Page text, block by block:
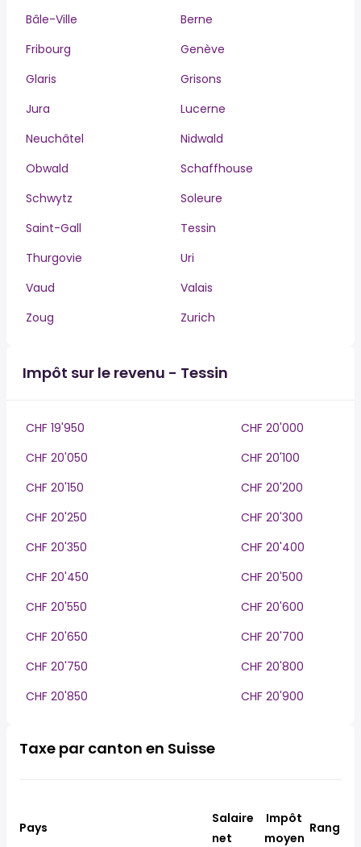
Bâle-Ville
Berne
Fribourg
Genève
Glaris
Grisons
Jura
Lucerne
Neuchâtel
Nidwald
Obwald
Schaffhouse
Schwytz
Soleure
Saint-Gall
Tessin
Thurgovie
Uri
Vaud
Valais
Zoug
Zurich
Impôt sur le revenu - Tessin
CHF 19'950
CHF 20'000
CHF 20'050
CHF 20'100
CHF 20'150
CHF 20'200
CHF 20'250
CHF 20'300
CHF 20'350
CHF 20'400
CHF 20'450
CHF 20'500
CHF 20'550
CHF 20'600
CHF 20'650
CHF 20'700
CHF 20'750
CHF 20'800
CHF 20'850
CHF 20'900
Taxe par canton en Suisse
Pays
Salaire
net
Impôt
moyen
Rang